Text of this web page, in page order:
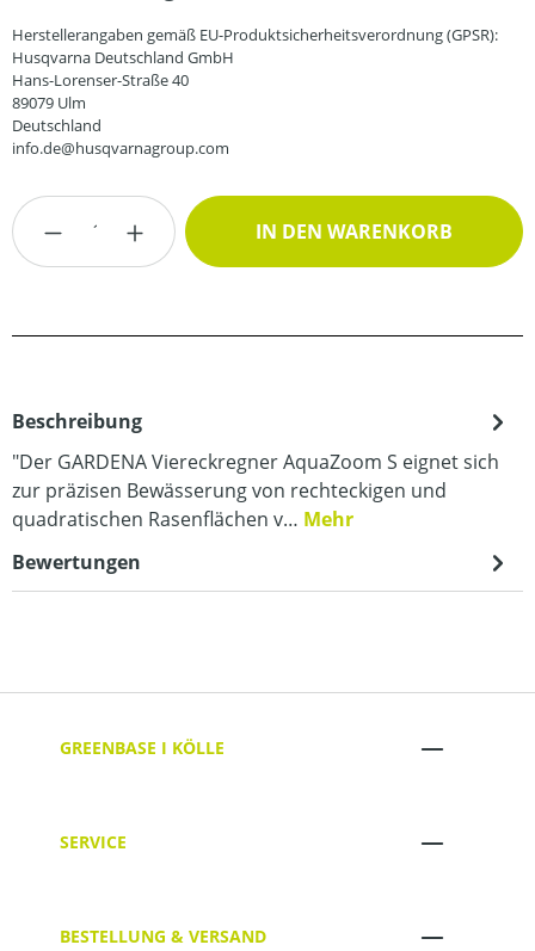
Herstellerangaben gemäß EU-Produktsicherheitsverordnung (GPSR):
Husqvarna Deutschland GmbH
Hans-Lorenser-Straße 40
89079 Ulm
Deutschland
info.de@husqvarnagroup.com
Produkt Anzahl: Gib den gewünschten
IN DEN WARENKORB
Beschreibung
"Der GARDENA Viereckregner AquaZoom S eignet sich
zur präzisen Bewässerung von rechteckigen und
quadratischen Rasenflächen v… Mehr
Bewertungen
GREENBASE I KÖLLE
SERVICE
BESTELLUNG & VERSAND